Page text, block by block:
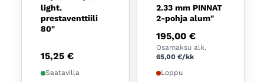
light.
prestaventtiili
80"
15,25 €
Saatavilla
2.33 mm PINNAT
2-pohja alum"
195,00 €
Osamaksu alk.
65,00 €/kk
Loppu